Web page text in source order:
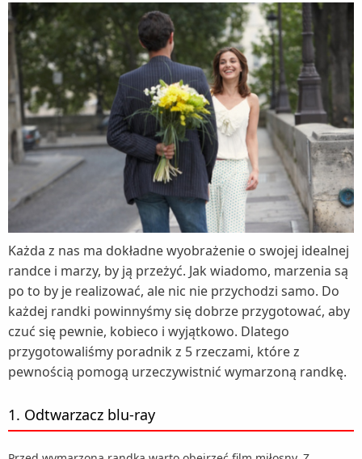
Każda z nas ma dokładne wyobrażenie o swojej idealnej
randce i marzy, by ją przeżyć. Jak wiadomo, marzenia są
po to by je realizować, ale nic nie przychodzi samo. Do
każdej randki powinnyśmy się dobrze przygotować, aby
czuć się pewnie, kobieco i wyjątkowo. Dlatego
przygotowaliśmy poradnik z 5 rzeczami, które z
pewnością pomogą urzeczywistnić wymarzoną randkę.
1. Odtwarzacz blu-ray